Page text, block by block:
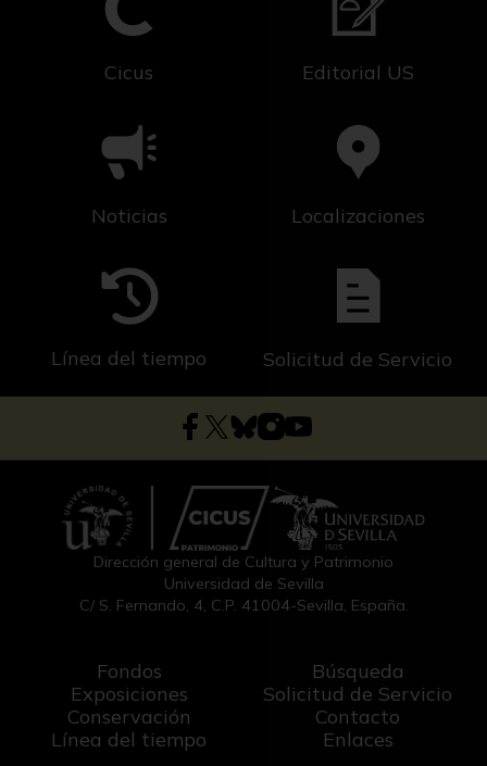
Cicus Editorial US
Noticias Localizaciones
Línea del tiempo Solicitud de Servicio
Dirección general de Cultura y Patrimonio
Universidad de Sevilla
C/ S. Fernando, 4, C.P. 41004-Sevilla, España.
Fondos
Exposiciones
Conservación
Línea del tiempo
Búsqueda
Solicitud de Servicio
Contacto
Enlaces